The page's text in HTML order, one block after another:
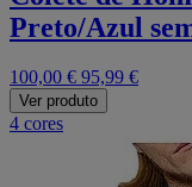
Preto/Azul
100,00 € 95,99 €
Ver produto
4 cores